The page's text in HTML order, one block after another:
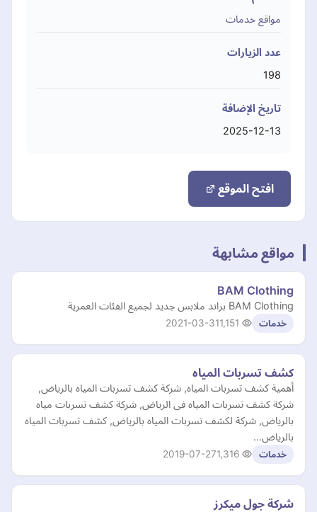
مواقع خدمات
عدد الزيارات
198
تاريخ الإضافة
2025-12-13
افتح الموقع
مواقع مشابهة
BAM Clothing
BAM Clothing براند ملابس جديد لجميع الفئات العمرية
خدمات 2021-03-31
كشف تسربات المياه
أهمية كشف تسربات المياه, شركة كشف تسربات المياه بالرياض,
شركة كشف تسربات المياه فى الرياض, شركة كشف تسربات مياه
بالرياض, شركة لكشف تسربات المياه بالرياض, كشف تسربات المياه
بالرياض…
خدمات 2019-07-27
شركة جول ميكرز